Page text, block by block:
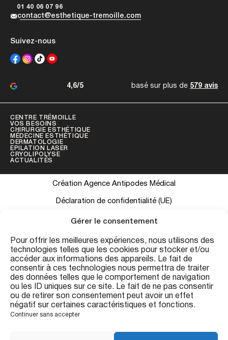
Gérer le consentement
Pour offrir les meilleures expériences, nous utilisons des
technologies telles que les cookies pour stocker et/ou
accéder aux informations des appareils. Le fait de
consentir à ces technologies nous permettra de traiter
des données telles que le comportement de navigation
ou les ID uniques sur ce site. Le fait de ne pas consentir
ou de retirer son consentement peut avoir un effet
négatif sur certaines caractéristiques et fonctions.
Continuer sans accepter
01 40 06 07 96
contact@esthetique-tremoille.com
Suivez-nous
4,6/5 basé sur plus de 579 avis
CENTRE TRÉMOILLE
VOS BESOINS
CHIRURGIE ESTHÉTIQUE
MÉDECINE ESTHÉTIQUE
DERMATOLOGIE
EPILATION LASER
CRYOLIPOLYSE
ACTUALITÉS
Création Agence Antipodes Médical
Déclaration de confidentialité (UE)
Conditions générales
Les informations contenues sur ce site ont une visée informative et
ne se substituent pas à une consultation médicale personnalisée.
Conformément au Code de la Santé Publique (art. R.4127-19), les
résultats présentés sont indicatifs et peuvent varier. Consultation
préalable obligatoire avant tout acte. Centre Esthétique Trémoille
— 20 rue de la Trémoille, 75008 Paris.